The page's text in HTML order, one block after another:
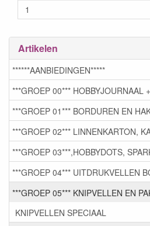
Artikelen
******AANBIEDINGEN*****
***GROEP 00*** HOBBYJOURNAAL
***GROEP 01*** BORDUREN EN
***GROEP 02*** LINNENKARTON,
***GROEP 03***,HOBBYDOTS,
***GROEP 04*** UITDRUKVELLEN
***GROEP 05*** KNIPVELLEN EN
KNIPVELLEN SPECIAAL